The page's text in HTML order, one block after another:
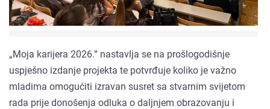
„Moja karijera 2026.“ nastavlja se na prošlogodišnje
uspješno izdanje projekta te potvrđuje koliko je važno
mladima omogućiti izravan susret sa stvarnim svijetom
rada prije donošenja odluka o daljnjem obrazovanju i